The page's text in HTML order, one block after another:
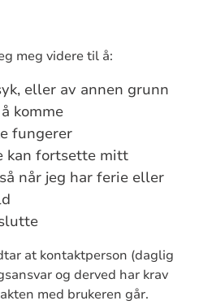
meg videre til å:
eller av annen grunn
komme
fungerer
kan fortsette mitt
når jeg har ferie eller
at kontaktperson (daglig
og derved har krav
med brukeren går.